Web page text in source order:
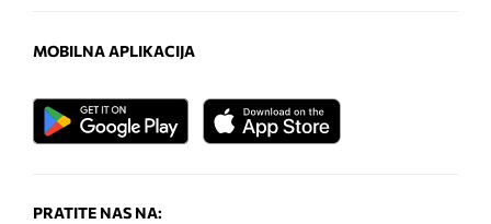
MOBILNA APLIKACIJA
PRATITE NAS NA: